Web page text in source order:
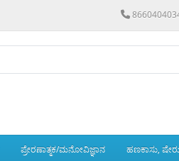
ಪ್ರೇರಣಾತ್ಮಕ/ಮನೋವಿಜ್ಞಾನ ಹಣಕಾಸು,